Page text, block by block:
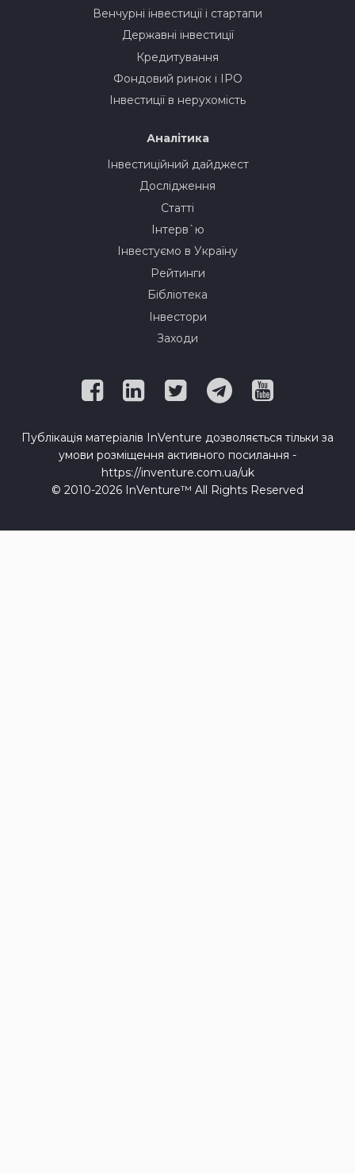
Венчурні інвестиції і стартапи
Державні інвестиції
Кредитування
Фондовий ринок і IPO
Інвестиції в нерухомість
Аналітика
Інвестиційний дайджест
Дослідження
Статті
Інтерв`ю
Інвестуємо в Україну
Рейтинги
Бібліотека
Інвестори
Заходи
Публікація матеріалів InVenture дозволяється тільки за
умови розміщення активного посилання -
https://inventure.com.ua/uk
© 2010-2026 InVenture™ All Rights Reserved